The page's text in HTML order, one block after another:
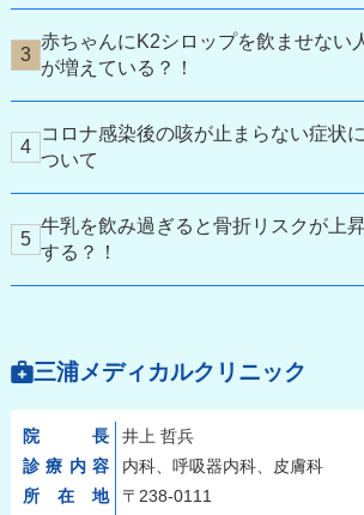
赤ちゃんにK2シロップを飲ませない
が増えている？！
コロナ感染後の咳が止まらない症状に
ついて
牛乳を飲み過ぎると骨折リスクが上
する？！
三浦メディカルクリニック
院長
井上 哲兵
診療内容
内科、呼吸器内科、皮膚科
所在地
〒238-0111